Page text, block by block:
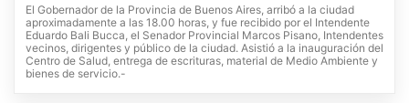
El Gobernador de la Provincia de Buenos Aires, arribó a la ciudad
aproximadamente a las 18.00 horas, y fue recibido por el Intendente
Eduardo Bali Bucca, el Senador Provincial Marcos Pisano, Intendentes
vecinos, dirigentes y público de la ciudad. Asistió a la inauguración del
Centro de Salud, entrega de escrituras, material de Medio Ambiente y
bienes de servicio.-